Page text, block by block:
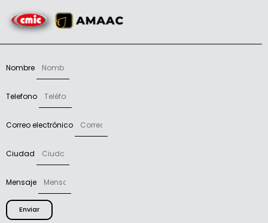
Nombre
Telefono
Correo electrónico
Ciudad
Mensaje
Enviar